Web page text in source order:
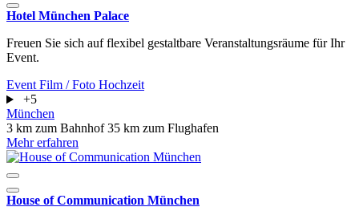
Hotel München Palace
Freuen Sie sich auf flexibel gestaltbare Veranstaltungsräume für Ihr
Event.
Event Film / Foto Hochzeit
+5
München
3 km zum Bahnhof35 km zum Flughafen
Mehr erfahren
House of Communication München